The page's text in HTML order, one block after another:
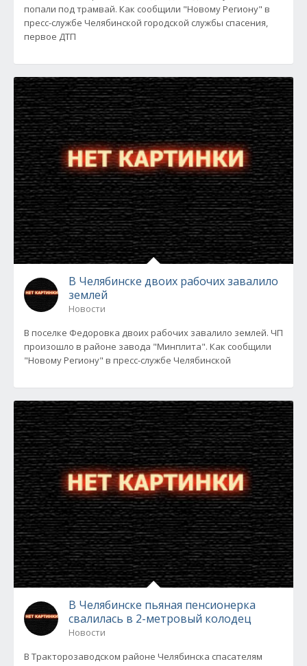
попали под трамвай. Как сообщили "Новому Региону" в
пресс-службе Челябинской городской службы спасения,
первое ДТП
В Челябинске двоих рабочих завалило
землей
Новости
В поселке Федоровка двоих рабочих завалило землей. ЧП
произошло в районе завода "Минплита". Как сообщили
"Новому Региону" в пресс-службе Челябинской
В Челябинске пьяная пенсионерка
свалилась в 2-метровый колодец
Новости
В Тракторозаводском районе Челябинска спасателям